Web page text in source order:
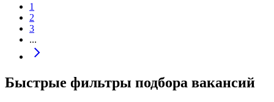
1
2
3
...
Быстрые фильтры подбора вакансий